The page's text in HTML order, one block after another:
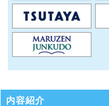
内容紹介